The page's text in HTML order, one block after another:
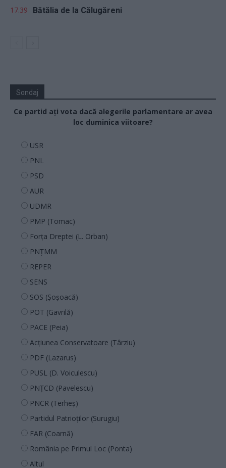
17.39 Bătălia de la Călugăreni
Sondaj
Ce partid ați vota dacă alegerile parlamentare ar avea
loc duminica viitoare?
USR
PNL
PSD
AUR
UDMR
PMP (Tomac)
Forța Dreptei (L. Orban)
PNȚMM
REPER
SENS
SOS (Șoșoacă)
POT (Gavrilă)
PACE (Peia)
Acțiunea Conservatoare (Târziu)
PDF (Lazarus)
PUSL (D. Voiculescu)
PNȚCD (Pavelescu)
PNCR (Terheș)
Partidul Patrioților (Surugiu)
FAR (Coarnă)
România pe Primul Loc (Ponta)
Altul